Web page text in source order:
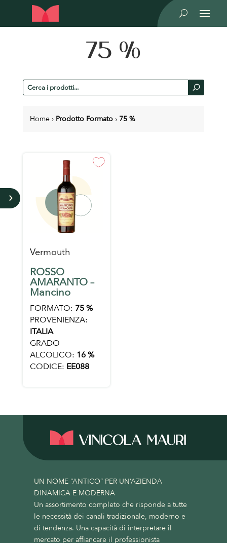
U
75 %
Cerca
prodotti
U
Home › Prodotto Formato › 75 %
5
Vermouth
ROSSO
AMARANTO –
Mancino
FORMATO: 75 %
PROVENIENZA:
ITALIA
GRADO
ALCOLICO: 16 %
CODICE: EE088
UN NOME “ANTICO” PER UN’AZIENDA
DINAMICA E MODERNA
Un assortimento completo che risponde a tutte
le necessità dei canali tradizionale, moderno e
di tendenza. Una capacità di interpretare il
mercato per affiancare il professionista